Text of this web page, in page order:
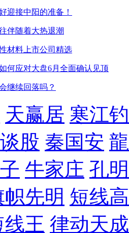
迎接中阳的准备！
伴随着大热退潮
材料上市公司精选
何应对大盘6月全面确认见顶
继续回落吗？
天赢居 寒江
股 秦国安
牛家庄 孔
先明 短线
线王 律动天成